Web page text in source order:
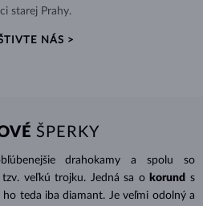
starej Prahy.
NÁS >
ŠPERKY
drahokamy a spolu so
veľkú trojku. Jedná sa o korund s
ho teda iba diamant. Je veľmi odolný a